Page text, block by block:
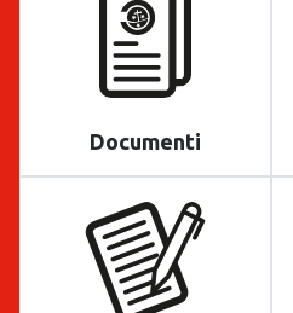
Documenti